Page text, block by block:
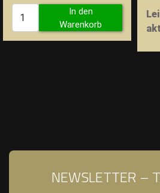
In den
Warenkorb
NEWSLETTER –